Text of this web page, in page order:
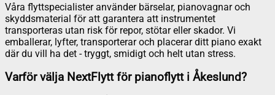
Våra flyttspecialister använder bärselar, pianovagnar och
skyddsmaterial för att garantera att instrumentet
transporteras utan risk för repor, stötar eller skador. Vi
emballerar, lyfter, transporterar och placerar ditt piano exakt
där du vill ha det - tryggt, smidigt och helt utan stress.
Varför välja NextFlytt för pianoflytt i Åkeslund?